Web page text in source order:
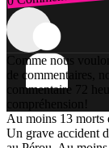
Comme nous
de commentaires,
commentaire 72
compréhension!
Au moins 13 morts
Un grave accident